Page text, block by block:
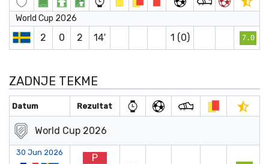
World Cup 2026
2 0 2 14′ 1 (0) 7.0
ZADNJE TEKME
Datum Rezultat
World Cup 2026
30 Jun 2026 P